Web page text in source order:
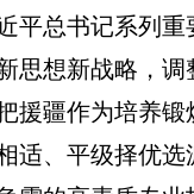
平总书记系列
思想新战略，
援疆作为培养
适、平级择优